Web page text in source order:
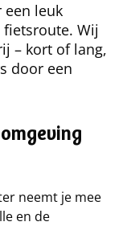
een leuk
Wij
– kort of lang,
door een
neemt je mee
en de